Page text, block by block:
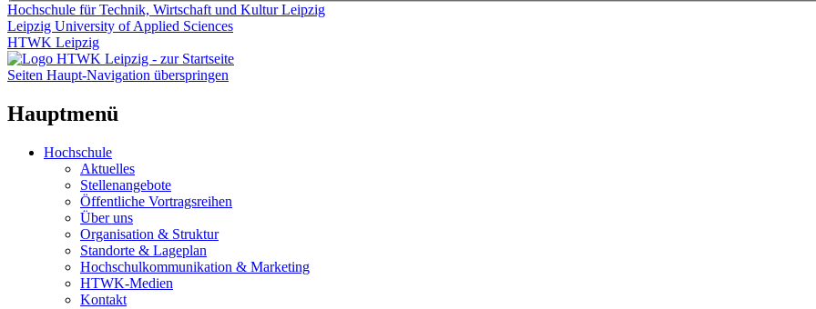
Hochschule für Technik, Wirtschaft und Kultur Leipzig
Leipzig University of Applied Sciences
HTWK Leipzig
Seiten Haupt-Navigation überspringen
Hauptmenü
Hochschule
Aktuelles
Stellenangebote
Öffentliche Vortragsreihen
Über uns
Organisation & Struktur
Standorte & Lageplan
Hochschulkommunikation & Marketing
HTWK-Medien
Kontakt